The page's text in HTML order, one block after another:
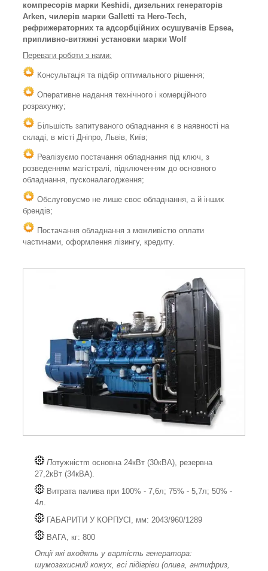
компресорів марки Keshidi, дизельних генераторів
Arken, чилерів марки Galletti та Hero-Tech,
рефрижераторних та адсорбційних осушувачів Epsea,
припливно-витяжні установки марки Wolf
Переваги роботи з нами:
Консультація та підбір оптимального рішення;
Оперативне надання технічного і комерційного
розрахунку;
Більшість запитуваного обладнання є в наявності на
складі, в місті Дніпро, Львів, Київ;
Реалізуємо постачання обладнання під ключ, з
розведенням магістралі, підключенням до основного
обладнання, пусконалагодження;
Обслуговуємо не лише своє обладнання, а й інших
брендів;
Постачання обладнання з можливістю оплати
частинами, оформлення лізингу, кредиту.
Потужністm основна 24кВт (30кВА), резервна
27,2кВт (34кВА).
Витрата палива при 100% - 7,6л; 75% - 5,7л; 50% -
4л.
ГАБАРИТИ У КОРПУСІ, мм: 2043/960/1289
ВАГА, кг: 800
Опції які входять у вартість генератора:
шумозахисний кожух, всі підігріви (олива, антифриз,